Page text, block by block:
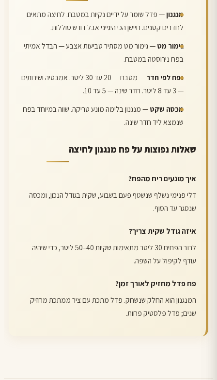
מנגנון— פדל שומר על ידיים נקיות במטבח. לחיצה מתאים
לחדרים קטנים. חיישן הכי היגייני אבל דורש סוללות.
גימור מט — גימור מט מסתיר טביעות אצבע — הבדל אמיתי
בפח נירוסטה במטבח.
נפח לפי חדר
— מטבח — 20 עד 30 ליטר. אמבטיה ושירותים
— 3 עד 8 ליטר. חדר שינה — 5 עד 10.
מכסה שקט — מנגנון בלימה מונע טריקה. שווה במיוחד בפח
שנמצא ליד חדר שינה.
שאלות נפוצות על פח מנגנון לחיצה
איך מונעים ריח מהפח?
דלי פנימי נשלף שנשטף פעם בשבוע, שקית בגודל הנכון, ומכסה
שנסגר עד הסוף.
איזה גודל שקית צריך?
לרוב הפחים 30 ליטר מתאימות שקיות 40–50 ליטר, כדי שיהיה
עודף לקיפול על השפה.
פח פדל מחזיק לאורך זמן?
המנגנון הוא החלק שנשחק. פדל מתכת עם ציר ממתכת מחזיק
שנים; פדל פלסטיק פחות.